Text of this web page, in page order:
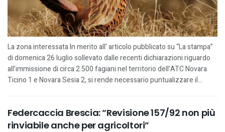
La zona interessata In merito all’ articolo pubblicato su “La stampa”
di domenica 26 luglio sollevato dalle recenti dichiarazioni riguardo
all’immissione di circa 2.500 fagiani nel territorio dell’ATC Novara
Ticino 1 e Novara Sesia 2, si rende necessario puntualizzare il...
Federcaccia Brescia: “Revisione 157/92 non più
rinviabile anche per agricoltori”